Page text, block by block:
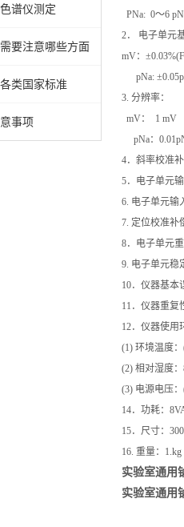
谱仪测定
要注意哪些方面
类国家标准
事项
PNa: 0～6
2． 电子单元
mV：
pNa:
3. 分辨率：
mV： 1 mV
pNa：
4．斜率校准
5．电子单元
6. 电子单元输
7. 定位校准补
8．电子单元
9. 电子单元稳
10．仪器基本
11．仪器重复
12．仪器使用
(1) 环境温度
(2) 相对湿度：
(3) 电源电压
14．功耗：
15．尺寸：
16. 重量：1.kg
实验室通用
实验室通用